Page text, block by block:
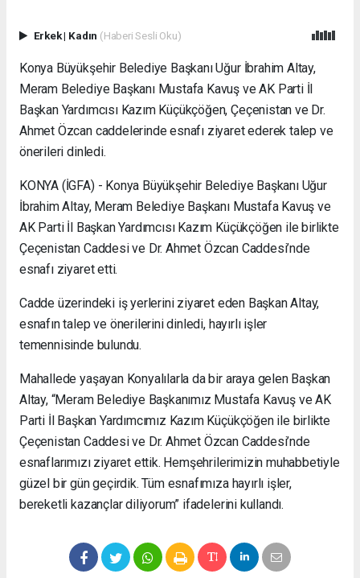
Erkek| Kadın (Haberi Sesli Oku)
Konya Büyükşehir Belediye Başkanı Uğur İbrahim Altay,
Meram Belediye Başkanı Mustafa Kavuş ve AK Parti İl
Başkan Yardımcısı Kazım Küçükçöğen, Çeçenistan ve Dr.
Ahmet Özcan caddelerinde esnafı ziyaret ederek talep ve
önerileri dinledi.
KONYA (İGFA) - Konya Büyükşehir Belediye Başkanı Uğur
İbrahim Altay, Meram Belediye Başkanı Mustafa Kavuş ve
AK Parti İl Başkan Yardımcısı Kazım Küçükçöğen ile birlikte
Çeçenistan Caddesi ve Dr. Ahmet Özcan Caddesi’nde
esnafı ziyaret etti.
Cadde üzerindeki iş yerlerini ziyaret eden Başkan Altay,
esnafın talep ve önerilerini dinledi, hayırlı işler
temennisinde bulundu.
Mahallede yaşayan Konyalılarla da bir araya gelen Başkan
Altay, “Meram Belediye Başkanımız Mustafa Kavuş ve AK
Parti İl Başkan Yardımcımız Kazım Küçükçöğen ile birlikte
Çeçenistan Caddesi ve Dr. Ahmet Özcan Caddesi’nde
esnaflarımızı ziyaret ettik. Hemşehrilerimizin muhabbetiyle
güzel bir gün geçirdik. Tüm esnafımıza hayırlı işler,
bereketli kazançlar diliyorum” ifadelerini kullandı.